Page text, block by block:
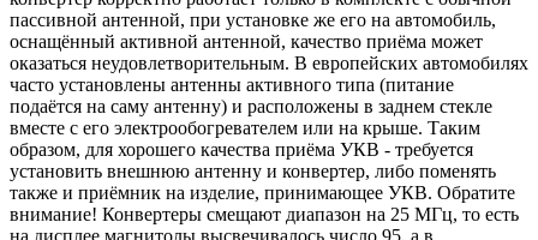
пассивной антенной, при установке же его на автомобиль,
оснащённый активной антенной, качество приёма может
оказаться неудовлетворительным. В европейских автомобилях
часто установлены антенны активного типа (питание
подаётся на саму антенну) и расположены в заднем стекле
вместе с его электрообогревателем или на крыше. Таким
образом, для хорошего качества приёма УКВ - требуется
установить внешнюю антенну и конвертер, либо поменять
также и приёмник на изделие, принимающее УКВ. Обратите
внимание! Конвертеры смещают диапазон на 25 МГц, то есть
на дисплее магнитолы высвечивалось число 95, а в